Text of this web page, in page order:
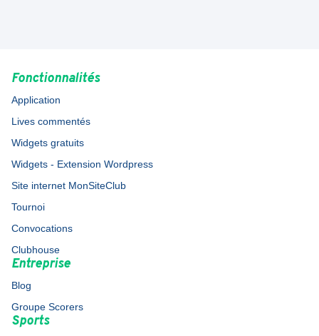
Fonctionnalités
Application
Lives commentés
Widgets gratuits
Widgets - Extension Wordpress
Site internet MonSiteClub
Tournoi
Convocations
Clubhouse
Entreprise
Blog
Groupe Scorers
Sports